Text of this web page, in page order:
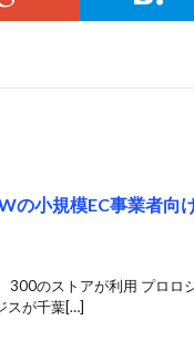
の小規模EC事業者
のストアが利用 プロロ
スが千葉[…]